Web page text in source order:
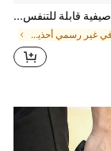
بوت أمان صيفية قابلة للتنفس، بوت رياضية للعمل، بوت عمل رجالية بمقدمة فولاذية مقاومة للثقب، متينة وخفيفة الوزن
في غير رسمي أحذية العمل والسلامة للرجال